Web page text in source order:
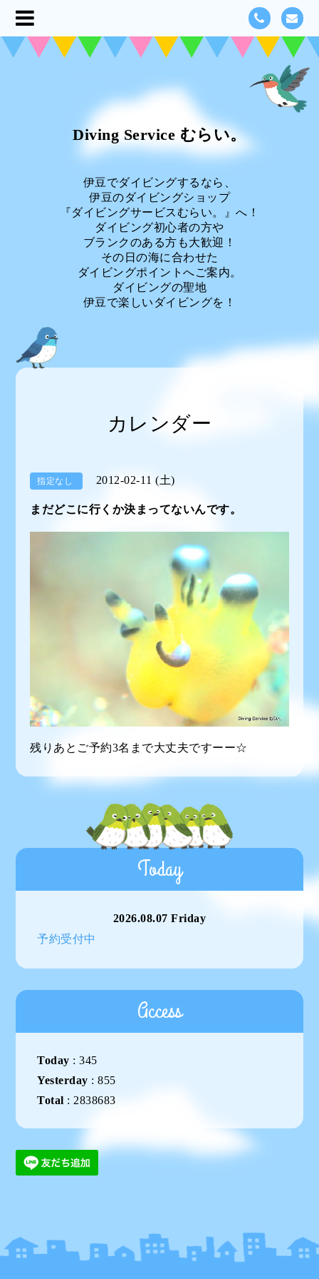
Diving Service むらい。
伊豆でダイビングするなら、
伊豆のダイビングショップ
『ダイビングサービスむらい。』へ！
ダイビング初心者の方や
ブランクのある方も大歓迎！
その日の海に合わせた
ダイビングポイントへご案内。
ダイビングの聖地
伊豆で楽しいダイビングを！
カレンダー
指定なし 2012-02-11 (土)
まだどこに行くか決まってないんです。
残りあとご予約3名まで大丈夫ですーー☆
Today
2026.08.07 Friday
予約受付中
Access
Today :345
Yesterday :855
Total : 2838683